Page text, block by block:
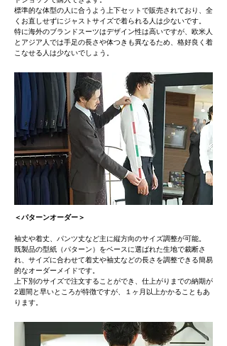
標準的な体型の人に合うよう上下セットで販売されており、全
くお直しせずにジャストサイズで着られる人は少ないです。
​特に海外のブランドスーツはデザイン性は高いですが、欧米人
とアジア人では手足の長さや体つきも異なるため、格好良く着
こなせる人は少ないでしょう。
​＜パターンオーダー＞
袖丈や着丈、パンツ丈など主に縦方向のサイズ調整が可能。
​既製品の型紙（パターン）をベースに選ばれた生地で裁断さ
れ、サイズに合わせて着丈や袖丈などの長さを調整できる簡易
的なオーダーメイドです。
上下別のサイズで注文することができ、仕上がりまでの納期が
2週間と早いところが特徴ですが、１ヶ月以上かかることもあ
ります。